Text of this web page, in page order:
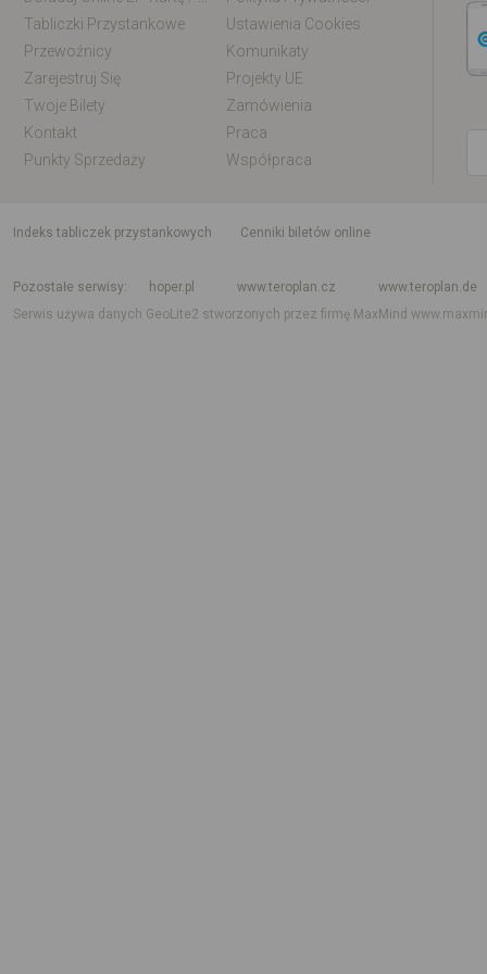
Tabliczki Przystankowe
Ustawienia Cookies
Przewoźnicy
Komunikaty
Zarejestruj Się
Projekty UE
Twoje Bilety
Zamówienia
Kontakt
Praca
Punkty Sprzedaży
Współpraca
indeks tabliczek przystankowych
Cenniki biletów online
Pozostałe serwisy
hoper.pl www.teroplan.cz
www.teroplan.de
Serwis używa danych GeoLite2 stworzonych przez firmę MaxMind